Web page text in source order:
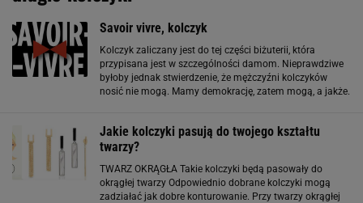
Savoir vivre, kolczyk
Kolczyk zaliczany jest do tej części biżuterii, która
przypisana jest w szczególności damom. Nieprawdziwe
byłoby jednak stwierdzenie, że mężczyźni kolczyków
nosić nie mogą. Mamy demokrację, zatem mogą, a jakże.
Jakie kolczyki pasują do twojego kształtu
twarzy?
TWARZ OKRĄGŁA Takie kolczyki będą pasowały do
okrągłej twarzy Odpowiednio dobrane kolczyki mogą
zadziałać jak dobre konturowanie. Przy twarzy okrągłej